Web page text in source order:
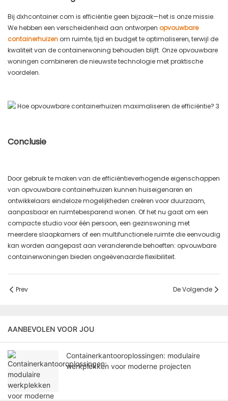
Bij dxhcontainer.com is efficiëntie geen bijzaak—het is onze missie.
We hebben een verscheidenheid aan ontworpen opvouwbare
containerhuizen om ruimte, tijd en budget te optimaliseren, terwijl de
kwaliteit van de containerwoning behouden blijft. Onze opvouwbare
woningen combineren de nieuwste technologie met praktische
voordelen.
Conclusie
Door gebruik te maken van de efficiëntieverhogende eigenschappen
van opvouwbare containerhuizen kunnen huiseigenaren en
ontwikkelaars eindeloze mogelijkheden creëren voor duurzaam,
aanpasbaar en ruimtebesparend wonen. Of het nu gaat om een ​​
compacte studio voor één persoon, een gezinswoning met
meerdere slaapkamers of een multifunctionele ruimte die eenvoudig
kan worden aangepast aan veranderende behoeften: opvouwbare
containerwoningen bieden ongeëvenaarde flexibiliteit.
Prev De Volgende
AANBEVOLEN VOOR JOU
Containerkantooroplossingen: modulaire
werkplekken voor moderne projecten